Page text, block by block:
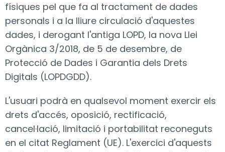
físiques pel que fa al tractament de dades
personals i a la lliure circulació d'aquestes
dades, i derogant l'antiga LOPD, la nova Llei
Orgànica 3/2018, de 5 de desembre, de
Protecció de Dades i Garantia dels Drets
Digitals (LOPDGDD).
L'usuari podrà en qualsevol moment exercir els
drets d'accés, oposició, rectificació,
cancel·lació, limitació i portabilitat reconeguts
en el citat Reglament (UE). L'exercici d'aquests